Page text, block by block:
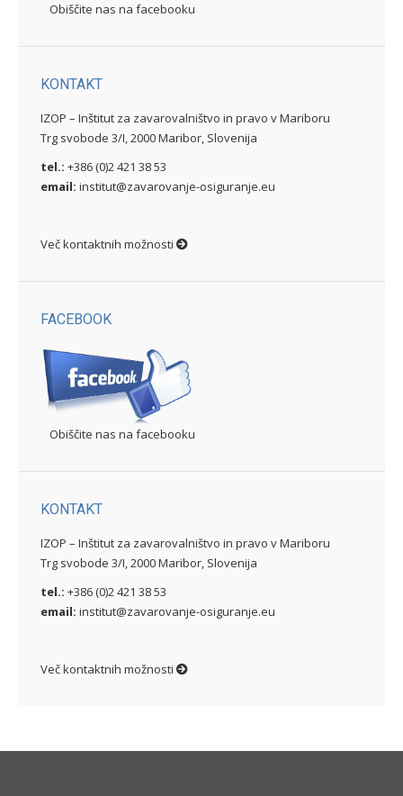
Obiščite nas na facebooku
KONTAKT
IZOP – Inštitut za zavarovalništvo in pravo v Mariboru
Trg svobode 3/I, 2000 Maribor, Slovenija
tel.: +386 (0)2 421 38 53
email: institut@zavarovanje-osiguranje.eu
Več kontaktnih možnosti
FACEBOOK
Obiščite nas na facebooku
KONTAKT
IZOP – Inštitut za zavarovalništvo in pravo v Mariboru
Trg svobode 3/I, 2000 Maribor, Slovenija
tel.: +386 (0)2 421 38 53
email: institut@zavarovanje-osiguranje.eu
Več kontaktnih možnosti